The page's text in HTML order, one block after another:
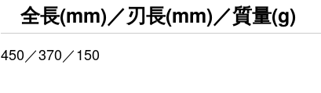
全長(mm)／刃長(mm)／質量(g)
450／370／150